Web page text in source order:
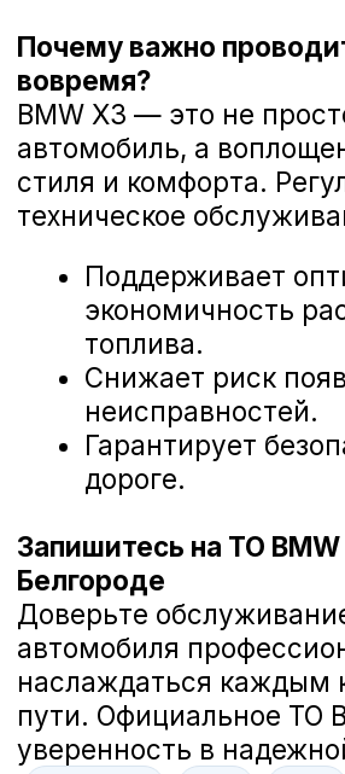
Руководитель отдела сервиса компании
А-Драйв
Загорский Дмитрий
В компании А-Драйв мы заботимся